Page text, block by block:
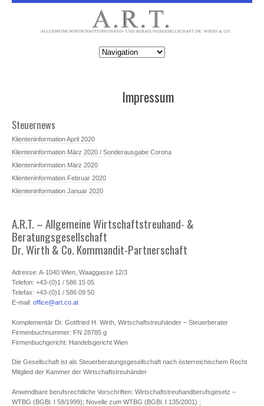
Impressum
Steuernews
Klienteninformation April 2020
Klienteninformation März 2020 / Sonderausgabe Corona
Klienteninformation März 2020
Klienteninformation Februar 2020
Klienteninformation Januar 2020
A.R.T. – Allgemeine Wirtschaftstreuhand- &
Beratungsgesellschaft
Dr. Wirth & Co. Kommandit-Partnerschaft
Adresse: A-1040 Wien, Waaggasse 12/3
Telefon: +43-(0)1 / 586 15 05
Telefax: +43-(0)1 / 586 09 50
E-mail: office@art.co.at
Komplementär Dr. Gottfried H. Wirth, Wirtschaftstreuhänder – Steuerberater
Firmenbuchnummer: FN 28785 g
Firmenbuchgericht: Handelsgericht Wien
Die Gesellschaft ist als Steuerberatungsgesellschaft nach österreichischem Recht
Mitglied der Kammer der Wirtschaftstreuhänder
Anwendbare berufsrechtliche Vorschriften: Wirtschaftstreuhandberufsgesetz –
WTBG (BGBl. I 58/1999); Novelle zum WTBG (BGBl. I 135/2001) ;